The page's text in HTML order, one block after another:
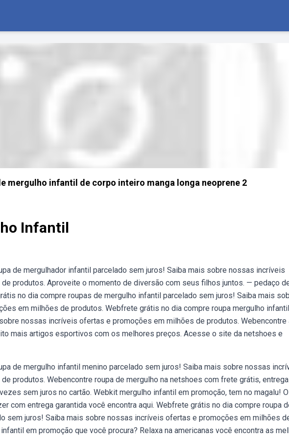
mergulho infantil de corpo inteiro manga longa neoprene 2
Infantil
de mergulhador infantil parcelado sem juros! Saiba mais sobre nossas incríveis
produtos. Aproveite o momento de diversão com seus filhos juntos. — pedaço
no dia compre roupas de mergulho infantil parcelado sem juros! Saiba mais
em milhões de produtos. Webfrete grátis no dia compre roupa mergulho infantil
nossas incríveis ofertas e promoções em milhões de produtos. Webencontre
mais artigos esportivos com os melhores preços. Acesse o site da netshoes e
de mergulho infantil menino parcelado sem juros! Saiba mais sobre nossas
produtos. Webencontre roupa de mergulho na netshoes com frete grátis, entrega
sem juros no cartão. Webkit mergulho infantil em promoção, tem no magalu!
com entrega garantida você encontra aqui. Webfrete grátis no dia compre roupa
sem juros! Saiba mais sobre nossas incríveis ofertas e promoções em milhões
em promoção que você procura? Relaxa na americanas você encontra as